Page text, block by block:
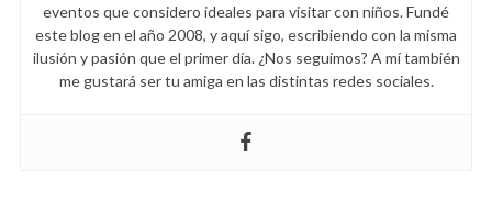
eventos que considero ideales para visitar con niños. Fundé
este blog en el año 2008, y aquí sigo, escribiendo con la misma
ilusión y pasión que el primer día. ¿Nos seguimos? A mí también
me gustará ser tu amiga en las distintas redes sociales.